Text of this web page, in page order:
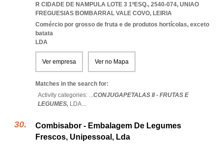
R CIDADE DE NAMPULA LOTE 3 1ºESQ., 2540-074, UNIAO
FREGUESIAS BOMBARRAL VALE COVO, LEIRIA
Comércio por grosso de fruta e de produtos hortícolas, exceto
batata
LDA
Ver empresa Ver no Mapa
Matches in the search for:
Activity categories: ...CONJUGAPETALAS II - FRUTAS E
LEGUMES, LDA...
Combisabor - Embalagem De Legumes
Frescos, Unipessoal, Lda